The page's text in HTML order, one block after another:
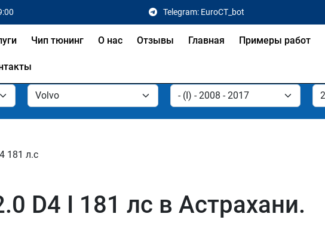
Telegram: EuroCT_bot
Чип тюнинг О нас Отзывы Главная Примеры работ
181 л.с
D4 I 181 лс в Астрахани.